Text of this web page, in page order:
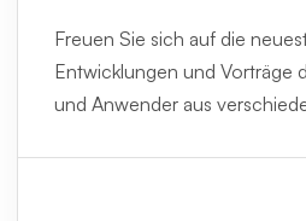
Freuen Sie sich auf die
Entwicklungen und Vorträge
und Anwender aus